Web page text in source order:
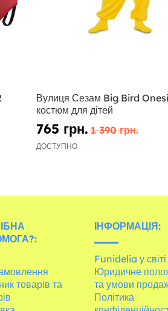
Вулиця Сезам Big Bird
костюм для дітей
765 грн. 1 390 грн.
ДОСТУПНО
товарів та
ІНФОРМАЦІЯ:
Funidelia у світі
Юридичне
та умови
Політика